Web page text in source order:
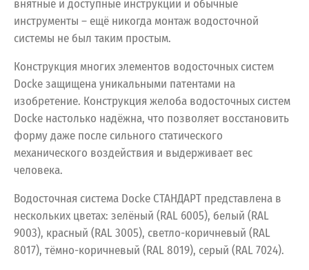
внятные и доступные инструкции и обычные
инструменты – ещё никогда монтаж водосточной
системы не был таким простым.
Конструкция многих элементов водосточных систем
Docke защищена уникальными патентами на
изобретение. Конструкция желоба водосточных систем
Docke настолько надёжна, что позволяет восстановить
форму даже после сильного статического
механического воздействия и выдерживает вес
человека.
Водосточная система Docke СТАНДАРТ представлена в
нескольких цветах: зелёный (RAL 6005), белый (RAL
9003), красный (RAL3005), светло-коричневый (RAL
8017), тёмно-коричневый (RAL8019), серый (RAL7024).